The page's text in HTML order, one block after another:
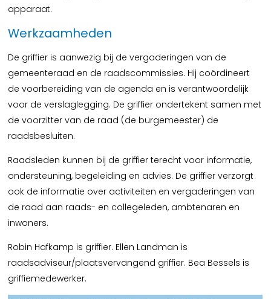
apparaat.
Werkzaamheden
De griffier is aanwezig bij de vergaderingen van de
gemeenteraad en de raadscommissies. Hij coördineert
de voorbereiding van de agenda en is verantwoordelijk
voor de verslaglegging. De griffier ondertekent samen met
de voorzitter van de raad (de burgemeester) de
raadsbesluiten.
Raadsleden kunnen bij de griffier terecht voor informatie,
ondersteuning, begeleiding en advies. De griffier verzorgt
ook de informatie over activiteiten en vergaderingen van
de raad aan raads- en collegeleden, ambtenaren en
inwoners.
Robin Hafkamp is griffier. Ellen Landman is
raadsadviseur/plaatsvervangend griffier. Bea Bessels is
griffiemedewerker.